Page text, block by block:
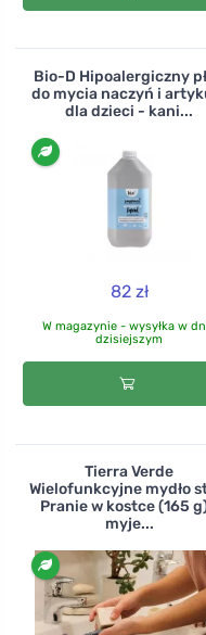
Bio-D Hipoalergiczny
do mycia naczyń i
dla dzieci - kani...
82 zł
W magazynie - wysyłka w
dzisiejszym
Tierra Verde
Wielofunkcyjne mydło
Pranie w kostce (165
myje...